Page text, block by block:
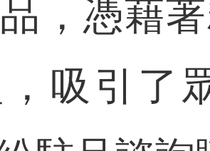
，憑藉
吸引了